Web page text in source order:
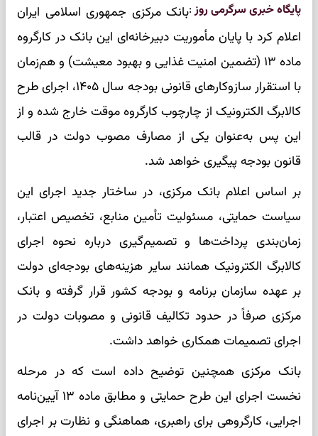
پایگاه خبری سرگرمی روز:بانک مرکزی جمهوری اسلامی ایران
اعلام کرد با پایان مأموریت دبیرخانه‌ای این بانک در کارگروه
ماده ۱۳ (تضمین امنیت غذایی و بهبود معیشت) و هم‌زمان
با استقرار سازوکارهای قانونی بودجه سال ۱۴۰۵، اجرای طرح
کالابرگ الکترونیک از چارچوب کارگروه موقت خارج شده و از
این پس به‌عنوان یکی از مصارف مصوب دولت در قالب
قانون بودجه پیگیری خواهد شد.
بر اساس اعلام بانک مرکزی، در ساختار جدید اجرای این
سیاست حمایتی، مسئولیت تأمین منابع، تخصیص اعتبار،
زمان‌بندی پرداخت‌ها و تصمیم‌گیری درباره نحوه اجرای
کالابرگ الکترونیک همانند سایر هزینه‌های بودجه‌ای دولت
بر عهده سازمان برنامه و بودجه کشور قرار گرفته و بانک
مرکزی صرفاً در حدود تکالیف قانونی و مصوبات دولت در
اجرای تصمیمات همکاری خواهد داشت.
بانک مرکزی همچنین توضیح داده است که در مرحله
نخست اجرای این طرح حمایتی و مطابق ماده ۱۳ آیین‌نامه
اجرایی، کارگروهی برای راهبری، هماهنگی و نظارت بر اجرای